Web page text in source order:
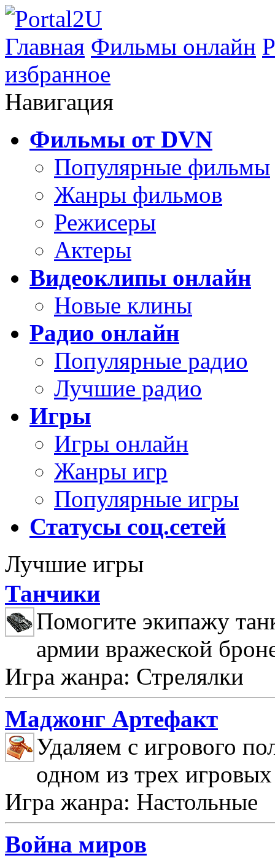
Главная Фильмы онлайн
избранное
Навигация
Фильмы от DVN
Популярные фильмы
Жанры фильмов
Режисеры
Актеры
Видеоклипы онлайн
Новые клины
Радио онлайн
Популярные радио
Лучшие радио
Игры
Игры онлайн
Жанры игр
Популярные игры
Статусы соц.сетей
Лучшие игры
Танчики
Помогите экипажу
армии вражеской
Игра жанра: Стрелялки
Маджонг Артефакт
Удаляем с игрового
одном из трех
Игра жанра: Настольные
Война миров